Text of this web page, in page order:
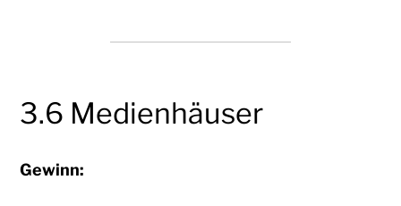
3.6 Medienhäuser
Gewinn: